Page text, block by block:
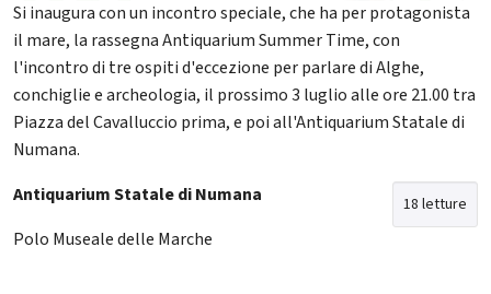
Si inaugura con un incontro speciale, che ha per protagonista
il mare, la rassegna Antiquarium Summer Time, con
l'incontro di tre ospiti d'eccezione per parlare di Alghe,
conchiglie e archeologia, il prossimo 3 luglio alle ore 21.00 tra
Piazza del Cavalluccio prima, e poi all'Antiquarium Statale di
Numana.
18 letture
Antiquarium Statale di Numana
Polo Museale delle Marche